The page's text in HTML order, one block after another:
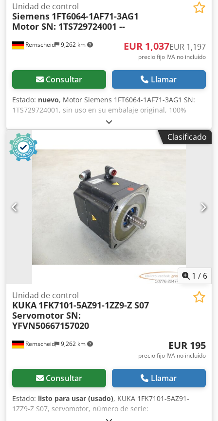
Remscheid 9,262 km
Unidad de control
Siemens 1FT6064-1AF71-3AG1
Motor SN: 1TS729724001 --
EUR 1,037EUR 1,197
precio fijo IVA no incluído
Consultar Llamar
Estado: nuevo, Motor Siemens 1FT6064-1AF71-3AG1 SN:
1TS729724001, sin uso en su embalaje original, 100%
funcional, alcance de suministro según fotos. Crsdpfxex
Dunuo Ad Ssf
Clasificado
1 / 6
Remscheid 9,262 km
Unidad de control
KUKA 1FK7101-5AZ91-1ZZ9-Z S07
Servomotor SN:
YFVN50667157020
EUR 195
precio fijo IVA no incluído
Consultar Llamar
Estado: listo para usar (usado), KUKA 1FK7101-5AZ91-
1ZZ9-Z S07, servomotor, número de serie:
YFVN50667157020, usado, en buen estado de